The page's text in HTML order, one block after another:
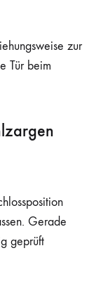
zur
Tür beim
Gerade
geprüft